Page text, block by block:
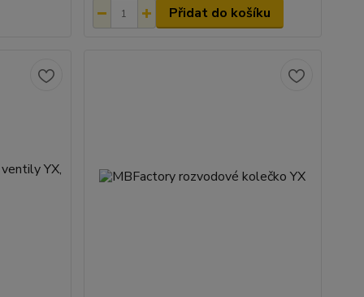
Přidat do košíku